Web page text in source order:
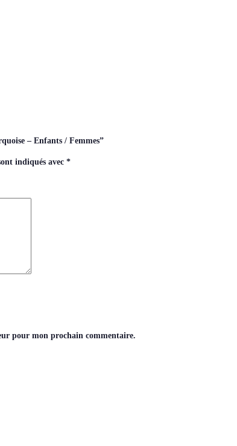
– Enfants / Femmes”
indiqués avec *
pour mon prochain commentaire.